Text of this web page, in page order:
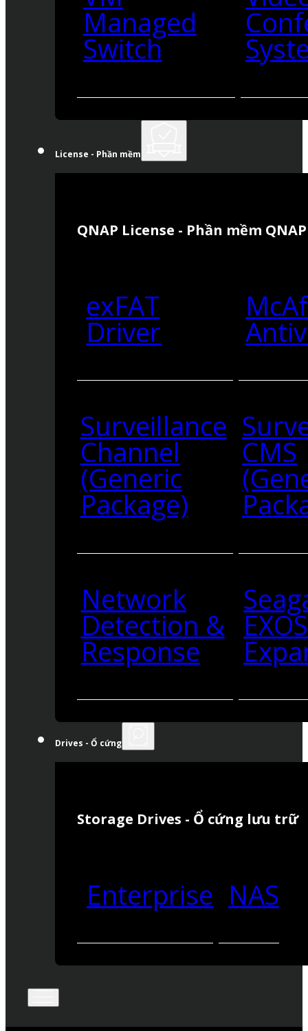
Managed
Switch
License - Phần mềm
QNAP License - Phần mềm QNAP
exFAT
Driver
Surveillance
Channel
(Generic
Package)
CMS
Network
Detection &
Response
EXOS
Drives - Ổ cứng
Storage Drives - Ổ cứng lưu trữ
Enterprise NAS